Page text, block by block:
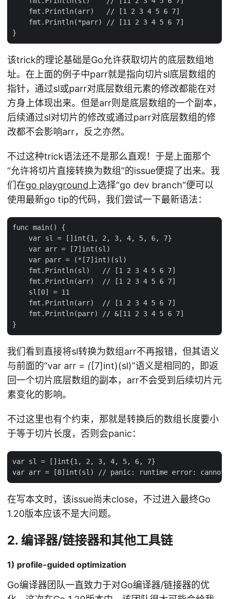
    fmt.Println(arr)   // [1 2 3 4 5 6 7]
    fmt.Println(*parr) // [11 2 3 4 5 6 7]
该trick的理论基础是Go允许获取切片的底层数组地
址。在上面的例子中parr就是指向切片sl底层数组的
指针，通过sl或parr对底层数组元素的修改都能在对
方身上体现出来。但是arr则是底层数组的一个副本，
后续通过sl对切片的修改或通过parr对底层数组的修
改都不会影响arr，反之亦然。
不过这种trick语法还不是那么直观！于是上面那个
“允许将切片直接转换为数组”的issue便提了出来。我
们在go playground 上选择“go dev branch”便可以
使用最新go tip的代码，我们尝试一下最新语法：
func main() {
    var sl = []int{1, 2, 3, 4, 5, 6, 7}
    var arr = [7]int(sl)
    var parr = (*[7]int)(sl)
    fmt.Println(sl)   // [1 2 3 4 5 6 7]
    fmt.Println(arr)  // [1 2 3 4 5 6 7]
    sl[0] = 11
    fmt.Println(arr)  // [1 2 3 4 5 6 7]
    fmt.Println(parr) // &[11 2 3 4 5 6 7]
我们看到直接将sl转换为数组arr不再报错，但其语义
与前面的“var arr = ([7]int)(sl)”语义是相同的，即返
回一个切片底层数组的副本，arr不会受到后续切片元
素变化的影响。
不过这里也有个约束，那就是转换后的数组长度要小
于等于切片长度，否则会panic：
var sl = []int{1, 2, 3, 4, 5, 6, 7}
在写本文时，该issue尚未close，不过进入最终Go
1.20版本应该不是大问题。
2. 编译器/链接器和其他工具链
1) profile-guided optimization
Go编译器团队一直致力于对Go编译器/链接器的优